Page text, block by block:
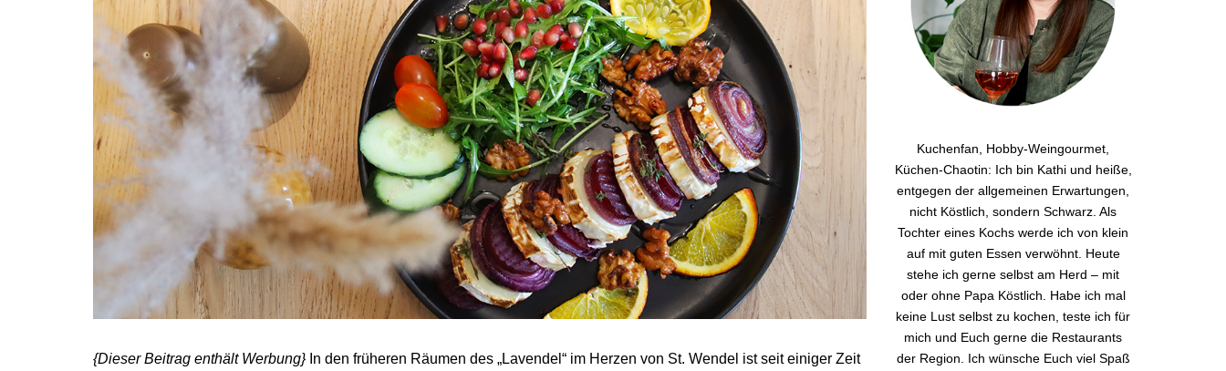
{Dieser Beitrag enthält Werbung} In den früheren Räumen des „Lavendel“ im Herzen von St. Wendel ist seit einiger Zeit
Kuchenfan, Hobby-Weingourmet,
Küchen-Chaotin: Ich bin Kathi und heiße,
entgegen der allgemeinen Erwartungen,
nicht Köstlich, sondern Schwarz. Als
Tochter eines Kochs werde ich von klein
auf mit guten Essen verwöhnt. Heute
stehe ich gerne selbst am Herd – mit
oder ohne Papa Köstlich. Habe ich mal
keine Lust selbst zu kochen, teste ich für
mich und Euch gerne die Restaurants
der Region. Ich wünsche Euch viel Spaß